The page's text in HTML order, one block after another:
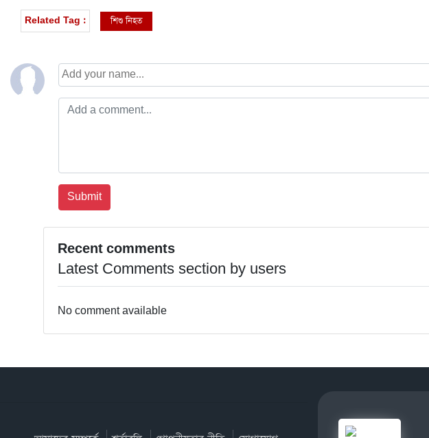
Related Tag : শিশু নিহত
Recent comments
Latest Comments section by users
No comment available